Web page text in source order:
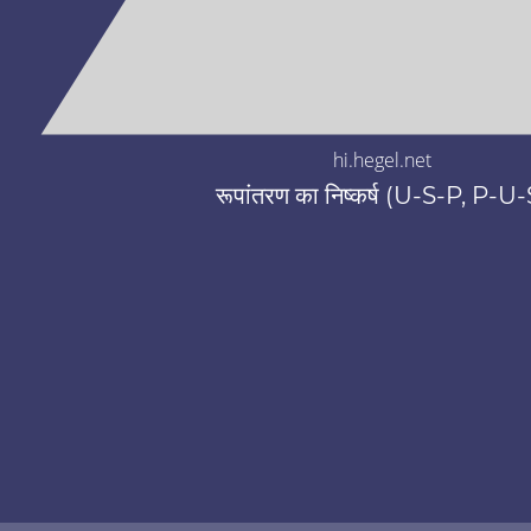
hi.hegel.net
रूपांतरण का निष्कर्ष (U-S-P, P-